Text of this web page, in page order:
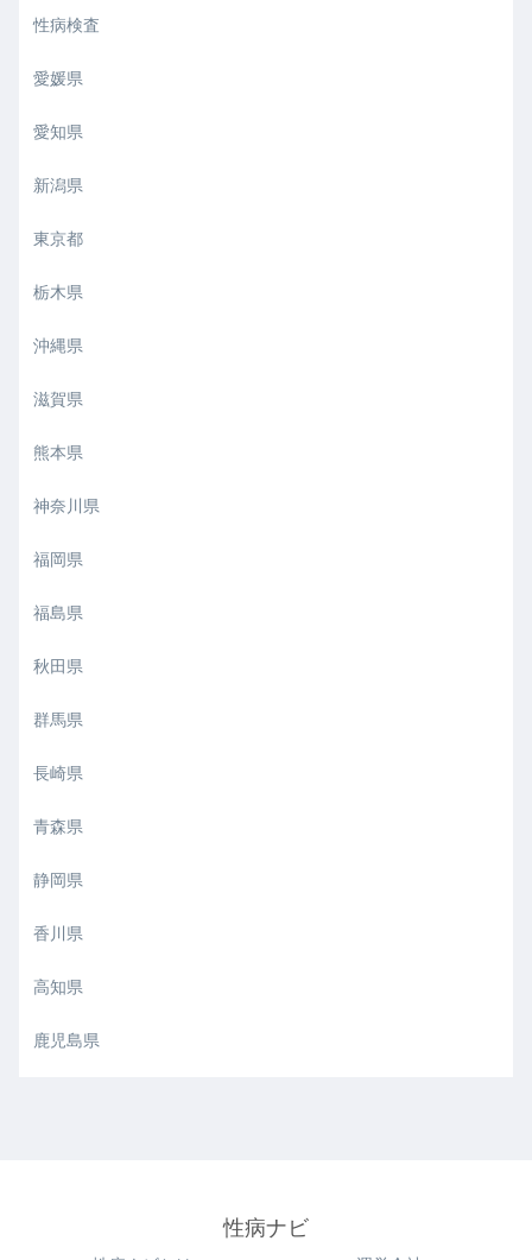
性病検査
愛媛県
愛知県
新潟県
東京都
栃木県
沖縄県
滋賀県
熊本県
神奈川県
福岡県
福島県
秋田県
群馬県
長崎県
青森県
静岡県
香川県
高知県
鹿児島県
性病ナビ